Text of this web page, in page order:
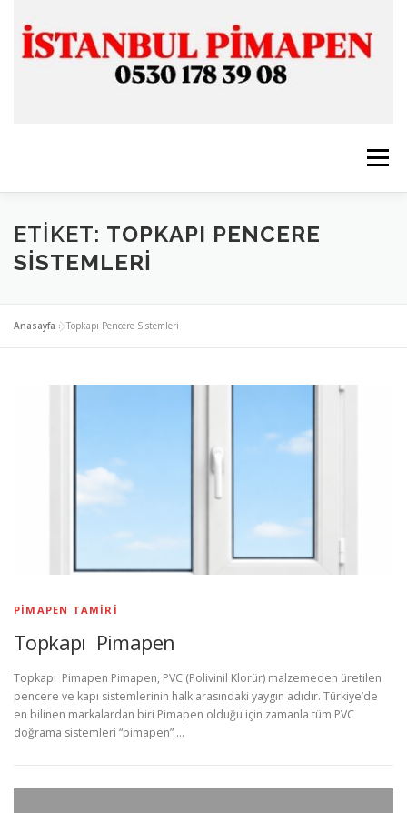
Menü
ANASAYFA İSTANBUL PİMAPEN
ETIKET: TOPKAPI PENCERE
SISTEMLERI
Anasayfa »Topkapı Pencere Sistemleri
PIMAPEN TAMIRI
Topkapı Pimapen
Topkapı Pimapen Pimapen, PVC (Polivinil Klorür) malzemeden üretilen
pencere ve kapı sistemlerinin halk arasındaki yaygın adıdır. Türkiye’de
en bilinen markalardan biri Pimapen olduğu için zamanla tüm PVC
doğrama sistemleri “pimapen” …